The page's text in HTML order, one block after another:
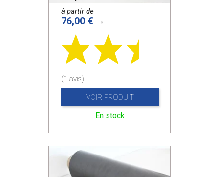
à partir de
76,00 € x
(1 avis)
VOIR PRODUIT
En stock